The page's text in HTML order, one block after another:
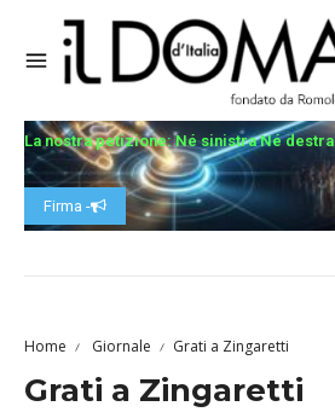
La nostra petizione: Né sinistra Né destra
Firma -
Home Giornale Grati a Zingaretti
Grati a Zingaretti